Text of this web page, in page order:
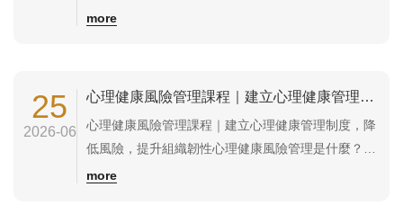
麼企業需要推動？職場健康促進（Workplace Health
職場不只是降低疾病...
more
25
2026-06
心理健康風險管理課程｜建立心理健康管理制度，降低風險，提升組織韌性
心理健康風險管理課程｜建立心理健康管理制度，降
低風險，提升組織韌性心理健康風險管理是什麼？為
什麼企業需要這門課程？心理健康風險管理，是指企
more